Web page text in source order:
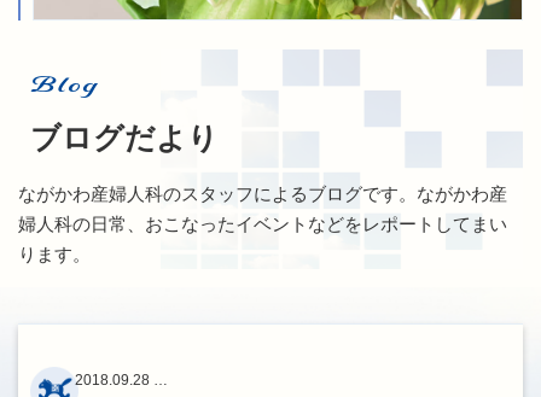
Blog
ブログだより
ながかわ産婦人科のスタッフによるブログです。ながかわ産
婦人科の日常、おこなったイベントなどをレポートしてまい
ります。
2018.09.28 …